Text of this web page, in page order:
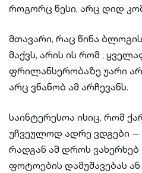
როგორც წესი, არც დიდ
მთავარი, რაც წინა
მაქვს, არის ის რომ ,
ფრილანსერობაზე უარი
არც ვნანობ ამ არჩევანს.
საინტერესოა ისიც, რომ
უჩვეულოდ ადრე ვდგები —
რადგან ამ დროს
ფოტოების დამუშავებას